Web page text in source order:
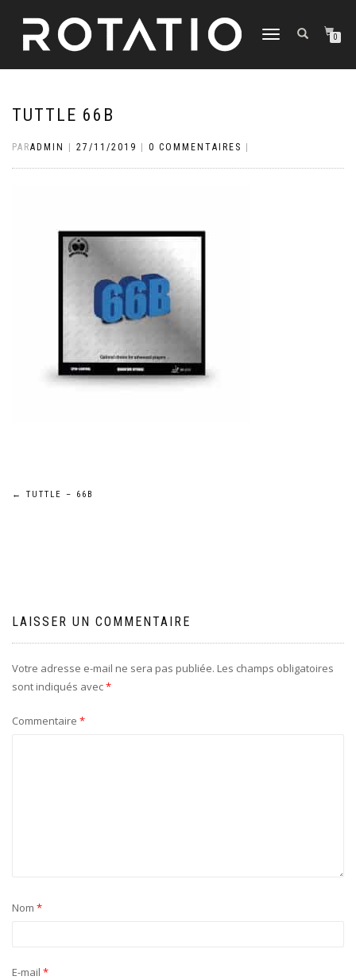
DÉPLIER
0
TUTTLE 66B
PARADMIN 27/11/2019 0 COMMENTAIRES
Navigation
← TUTTLE – 66B
LAISSER UN COMMENTAIRE
Votre adresse e-mail ne sera pas publiée. Les champs obligatoires
sont indiqués avec*
Commentaire *
Nom *
E-mail *